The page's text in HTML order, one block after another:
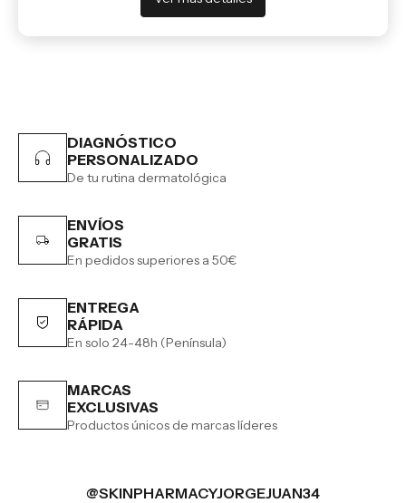
DIAGNÓSTICO
PERSONALIZADO
De tu rutina dermatológica
ENVÍOS
GRATIS
En pedidos superiores a 50€
ENTREGA
RÁPIDA
En solo 24-48h (Península)
MARCAS
EXCLUSIVAS
Productos únicos de marcas líderes
@SKINPHARMACYJORGEJUAN34